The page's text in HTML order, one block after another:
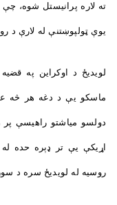
ته لاره پرانیستل شوه،
یوې ټولپوښتنې له لارې د
لویدیځ د اوکراین په
ماسکو یې د دغه هر څه
دولسو میاشتو راهیسې
اړیکې یې تر ډېره حده
روسیه له لویدیځ سره د